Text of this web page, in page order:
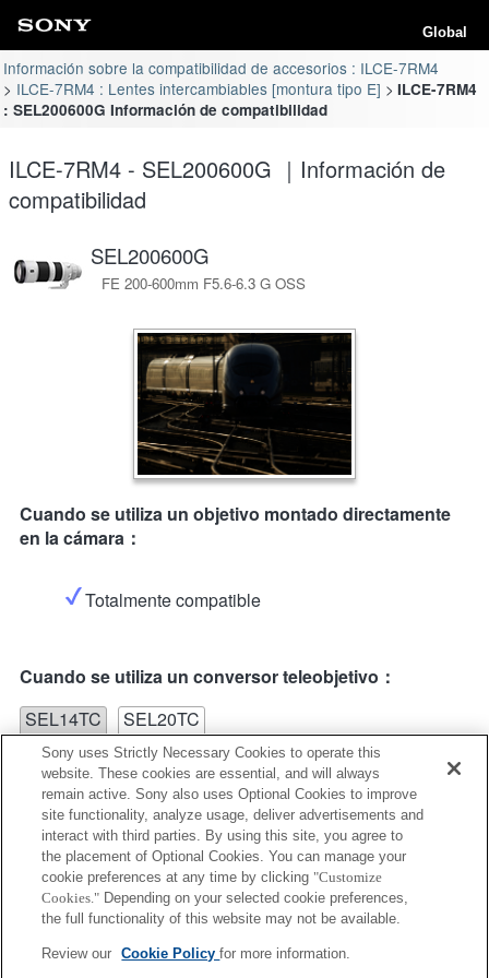
Global
Información sobre la compatibilidad de accesorios : ILCE-7RM4
ILCE-7RM4 : Lentes intercambiables [montura tipo E]
ILCE-7RM4
: SEL200600G Información de compatibilidad
ILCE-7RM4 - SEL200600G ｜Información de
compatibilidad
SEL200600G
FE 200-600mm F5.6-6.3 G OSS
Cuando se utiliza un objetivo montado directamente
en la cámara：
Totalmente compatible
Cuando se utiliza un conversor teleobjetivo：
SEL14TC
SEL20TC
SEL20TC
No se puede utilizar el enfoque automático con
detección de fases en plano focal para distancias
focales con un valor de apertura máxima de F13 o
Sony uses Strictly Necessary Cookies to operate this
website. These cookies are essential, and will always
remain active. Sony also uses Optional Cookies to improve
site functionality, analyze usage, deliver advertisements and
interact with third parties. By using this site, you agree to
the placement of Optional Cookies. You can manage your
cookie preferences at any time by clicking "Customize
Cookies." Depending on your selected cookie preferences,
the full functionality of this website may not be available.
Review our Cookie Policyfor more information.